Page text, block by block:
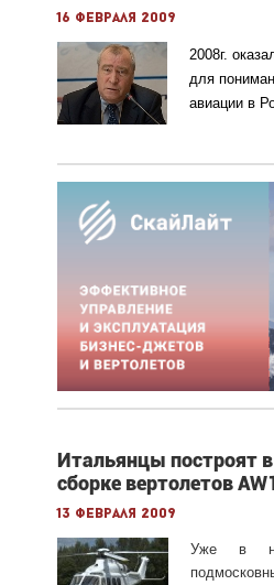
16 февраля 2009
2008г.
для
авиации в
Итальянцы построят
сборке вертолетов
13 февраля 2009
Уже в